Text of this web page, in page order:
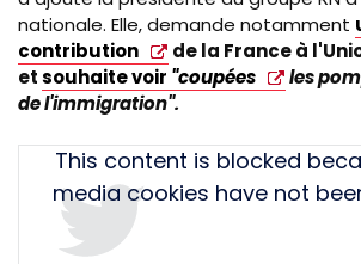
nationale. Elle, demande notamment
contribution
de la France à
etsouhaite voir "coupées
les
de l'immigration".
TweetThis content is blocked
media cookies have not